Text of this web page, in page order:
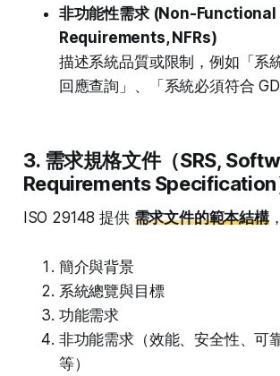
非功能性需求 (Non-Functional
Requirements, NFRs)
描述系統品質或限制，例如「系
回應查詢」、「系統必須符合
3. 需求規格文件（SRS,
Requirements Specification
ISO 29148 提供 需求文件的範本結構
簡介與背景
系統總覽與目標
功能需求
非功能需求（效能、安全性、可
等）